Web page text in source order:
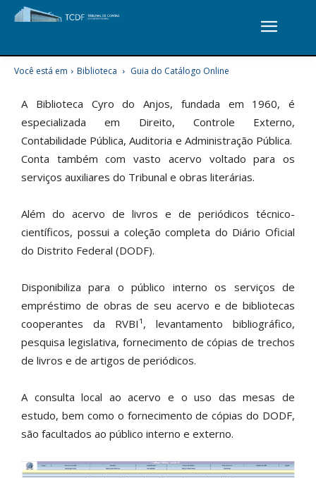
Você está em Biblioteca Guia do Catálogo Online
A Biblioteca Cyro do Anjos, fundada em 1960, é
especializada em Direito, Controle Externo,
Contabilidade Pública, Auditoria e Administração Pública.
Conta também com vasto acervo voltado para os
serviços auxiliares do Tribunal e obras literárias.
Além do acervo de livros e de periódicos técnico-
científicos, possui a coleção completa do Diário Oficial
do Distrito Federal (DODF).
Disponibiliza para o público interno os serviços de
empréstimo de obras de seu acervo e de bibliotecas
cooperantes da RVBI¹, levantamento bibliográfico,
pesquisa legislativa, fornecimento de cópias de trechos
de livros e de artigos de periódicos.
A consulta local ao acervo e o uso das mesas de
estudo, bem como o fornecimento de cópias do DODF,
são facultados ao público interno e externo.